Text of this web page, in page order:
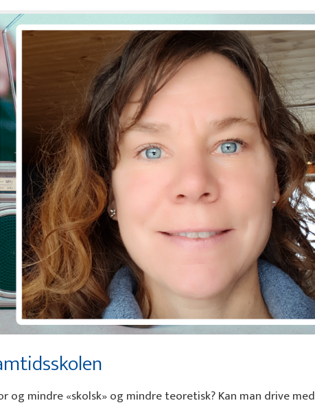
mindre «skolsk» og mindre teoretisk? Kan man drive med